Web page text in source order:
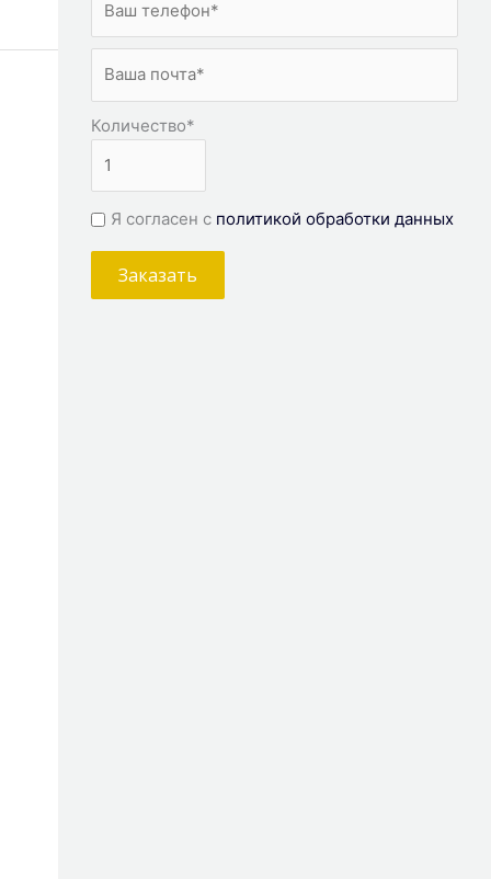
Количество*
Я согласен с политикой обработки данных
Заказать